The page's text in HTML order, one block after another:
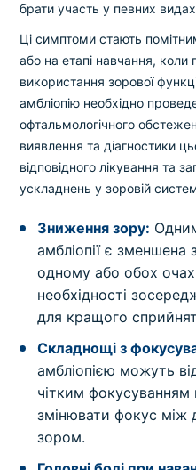
брати участь у певних видах
Ці симптоми стають
або на етапі навчання, коли
використання зорової
амбліопію необхідно
офтальмологічного
виявлення та діагностики
відповідного лікування та
ускладнень у зоровій
Зниження зору:
амбліопії є зменшена
одному або обох
необхідності
для кращого
Складнощі з
амбліопією можуть
чітким фокусуванням
змінювати фокус між
зором.